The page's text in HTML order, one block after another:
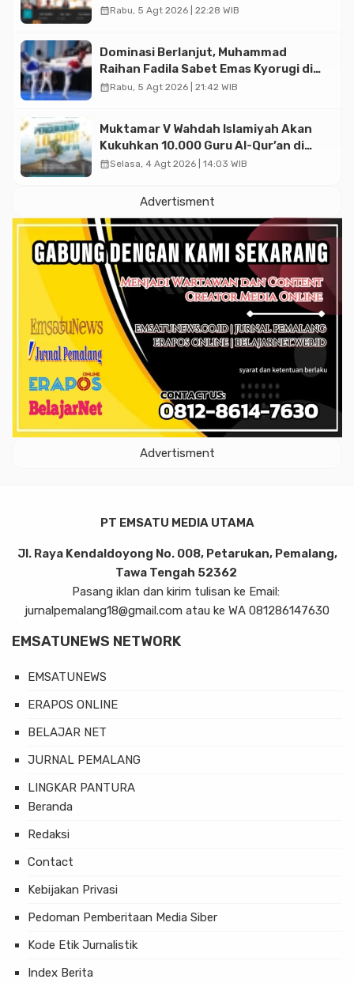
Diskusi Paramadina
calendar_monthRabu, 5 Agt 2026 | 22:28 WIB
Dominasi Berlanjut, Muhammad
Raihan Fadila Sabet Emas Kyorugi di
Asian Taekwondo Indonesia Open
calendar_monthRabu, 5 Agt 2026 | 21:42 WIB
Muktamar V Wahdah Islamiyah Akan
Kukuhkan 10.000 Guru Al-Qur’an di
Masjid Istiqlal
calendar_monthSelasa, 4 Agt 2026 | 14:03 WIB
Advertisment
Advertisment
PT EMSATU MEDIA UTAMA
Jl. Raya Kendaldoyong No. 008, Petarukan, Pemalang,
Tawa Tengah 52362
Pasang iklan dan kirim tulisan ke Email:
jurnalpemalang18@gmail.com atau ke WA 081286147630
EMSATUNEWS NETWORK
EMSATUNEWS
ERAPOS ONLINE
BELAJAR NET
JURNAL PEMALANG
LINGKAR PANTURA
Beranda
Redaksi
Contact
Kebijakan Privasi
Pedoman Pemberitaan Media Siber
Kode Etik Jurnalistik
Index Berita